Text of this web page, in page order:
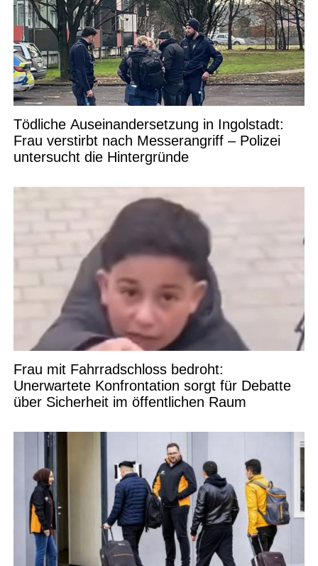
Tödliche Auseinandersetzung in Ingolstadt:
Frau verstirbt nach Messerangriff – Polizei
untersucht die Hintergründe
Frau mit Fahrradschloss bedroht:
Unerwartete Konfrontation sorgt für Debatte
über Sicherheit im öffentlichen Raum